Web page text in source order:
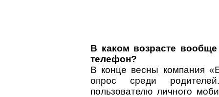
В каком возрасте
телефон?
В конце весны компания
опрос среди
пользователю личного